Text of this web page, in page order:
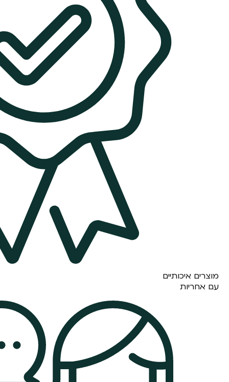
מוצרים איכותיים
עם אחריות